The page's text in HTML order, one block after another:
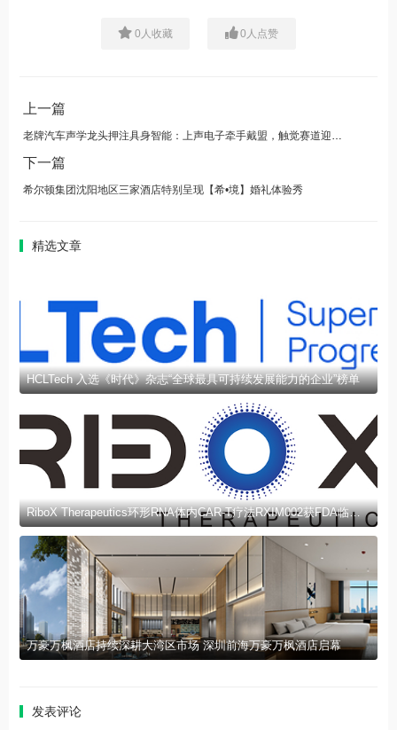
0 人收藏 0 人点赞
上一篇
老牌汽车声学龙头押注具身智能：上声电子牵手戴盟，触觉赛道迎来"产业化奇点"
下一篇
希尔顿集团沈阳地区三家酒店特别呈现【希•境】婚礼体验秀
精选文章
HCLTech 入选《时代》杂志“全球最具可持续发展能力的企业”榜单
RiboX Therapeutics环形RNA体内CAR-T疗法RXIM002获FDA临床试验许可
万豪万枫酒店持续深耕大湾区市场 深圳前海万豪万枫酒店启幕
发表评论